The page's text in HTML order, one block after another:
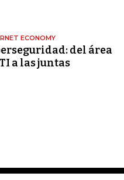
ECONOMY
del área
a las juntas